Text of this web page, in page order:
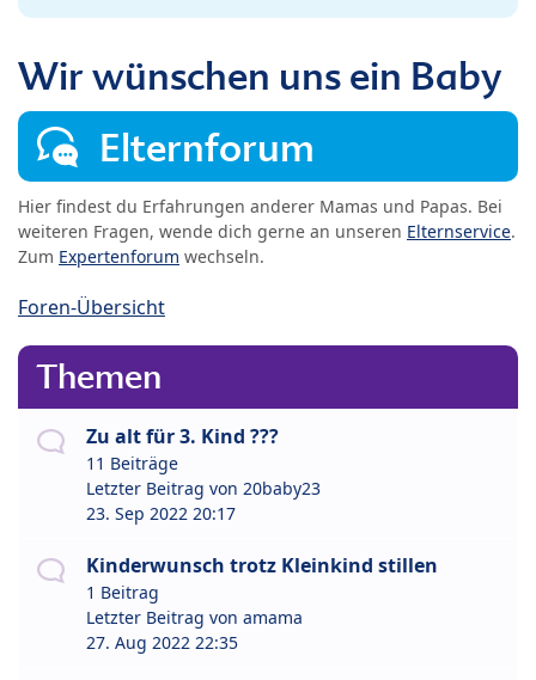
Wir wünschen uns ein Baby
Elternforum
Hier findest du Erfahrungen anderer Mamas und Papas. Bei
weiteren Fragen, wende dich gerne an unseren Elternservice.
Zum Expertenforum wechseln.
Foren-Übersicht
Themen
Zu alt für 3. Kind ???
11 Beiträge
Letzter Beitrag von 20baby23
23. Sep 2022 20:17
Kinderwunsch trotz Kleinkind stillen
1 Beitrag
Letzter Beitrag von amama
27. Aug 2022 22:35